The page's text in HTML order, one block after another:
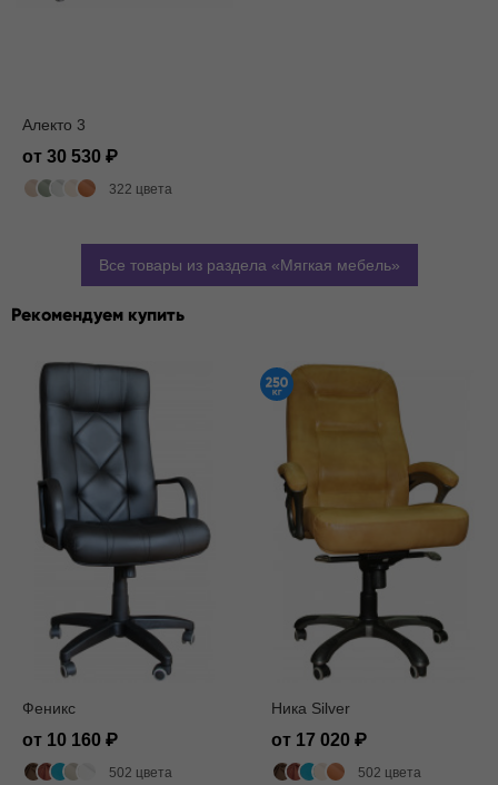
Алекто 3
от 30 530
322 цвета
Все товары из раздела Мягкая мебель
Рекомендуем купить
Феникс
от 10 160
502 цвета
Ника Silver
от 17 020
502 цвета